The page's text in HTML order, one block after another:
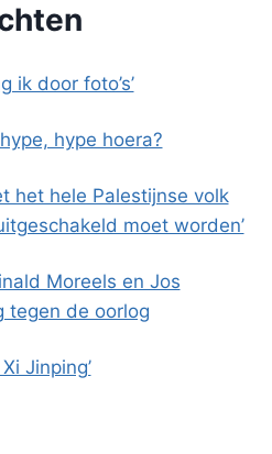
ik door foto’s’
hype hoera?
het hele Palestijnse volk
moet worden’
Moreels en Jos
tegen de oorlog
Jinping’